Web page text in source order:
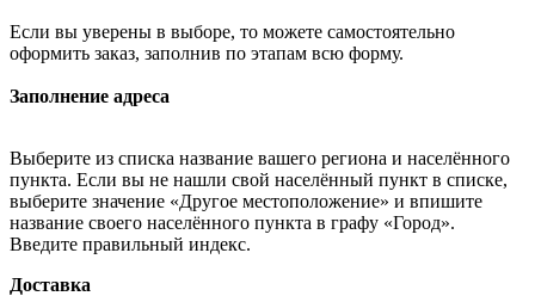
Если вы уверены в выборе, то можете самостоятельно
оформить заказ, заполнив по этапам всю форму.
Заполнение адреса
Выберите из списка название вашего региона и населённого
пункта. Если вы не нашли свой населённый пункт в списке,
выберите значение «Другое местоположение» и впишите
название своего населённого пункта в графу «Город».
Введите правильный индекс.
Доставка